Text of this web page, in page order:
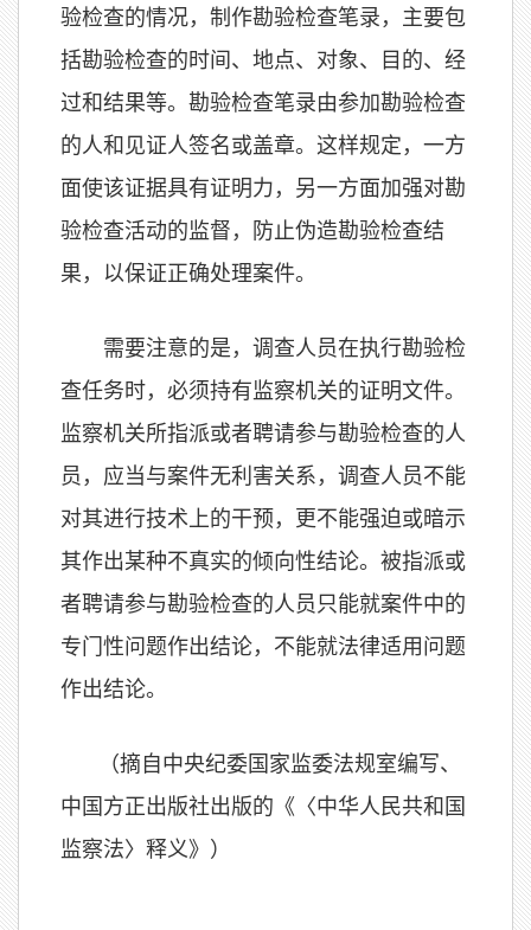
验检查的情况，制作勘验检查笔录，主要包
括勘验检查的时间、地点、对象、目的、经
过和结果等。勘验检查笔录由参加勘验检查
的人和见证人签名或盖章。这样规定，一方
面使该证据具有证明力，另一方面加强对勘
验检查活动的监督，防止伪造勘验检查结
果，以保证正确处理案件。
需要注意的是，调查人员在执行勘验检
查任务时，必须持有监察机关的证明文件。
监察机关所指派或者聘请参与勘验检查的人
员，应当与案件无利害关系，调查人员不能
对其进行技术上的干预，更不能强迫或暗示
其作出某种不真实的倾向性结论。被指派或
者聘请参与勘验检查的人员只能就案件中的
专门性问题作出结论，不能就法律适用问题
作出结论。
（摘自中央纪委国家监委法规室编写、
中国方正出版社出版的《〈中华人民共和国
监察法〉释义》）